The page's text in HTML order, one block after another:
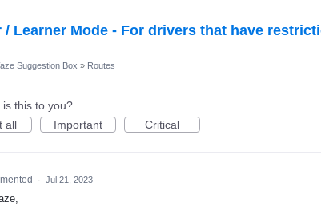
/ Learner Mode - For drivers that have
Suggestion Box » Routes
this to you?
all
Important Critical
· Jul 21, 2023